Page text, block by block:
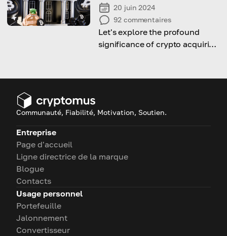
20 juin 2024
92 commentaires
Let's explore the profound
significance of crypto acquiring
embrace this emerging trend
Communauté, Fiabilité, Motivation, Soutien.
Entreprise
Page d'accueil
Ligne directrice de la marque
Blogue
Contacts
Usage personnel
Portefeuille
Jalonnement
Convertisseur